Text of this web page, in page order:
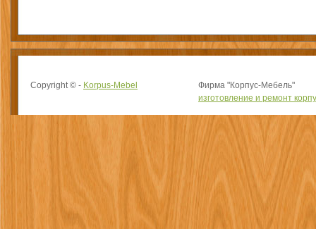
Copyright © - Korpus-Mebel
Фирма "Корпус-Мебель"
изготовление и ремонт